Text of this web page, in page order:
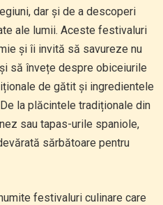
dar și de a descoperi
ale lumii. Aceste festivaluri
și îi invită să savureze nu
să învețe despre obiceiurile
de gătit și ingredientele
la plăcintele tradiționale din
sau tapas-urile spaniole,
sărbătoare pentru
festivaluri culinare care